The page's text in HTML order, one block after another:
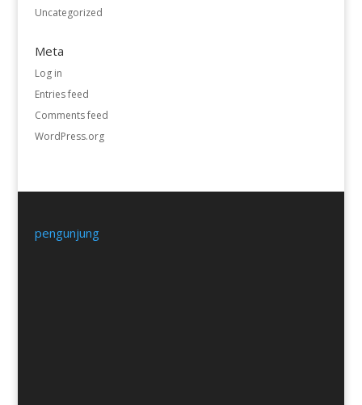
Uncategorized
Meta
Log in
Entries feed
Comments feed
WordPress.org
pengunjung